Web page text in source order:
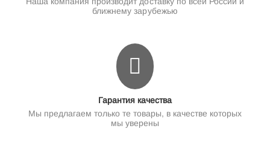
ближнему зарубежью
Гарантия качества
Мы предлагаем только те товары, в качестве которых
мы уверены